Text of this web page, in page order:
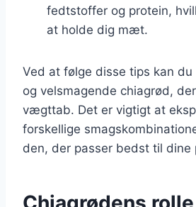
fedtstoffer og protein,
at holde dig mæt.
Ved at følge disse tips kan du
og velsmagende chiagrød,
vægttab. Det er vigtigt at
forskellige
den, der passer bedst til